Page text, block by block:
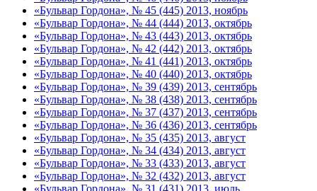
«Бульвар Гордона», № 45 (445) 2013, ноябрь
«Бульвар Гордона», № 44 (444) 2013, октябрь
«Бульвар Гордона», № 43 (443) 2013, октябрь
«Бульвар Гордона», № 42 (442) 2013, октябрь
«Бульвар Гордона», № 41 (441) 2013, октябрь
«Бульвар Гордона», № 40 (440) 2013, октябрь
«Бульвар Гордона», № 39 (439) 2013, сентябрь
«Бульвар Гордона», № 38 (438) 2013, сентябрь
«Бульвар Гордона», № 37 (437) 2013, сентябрь
«Бульвар Гордона», № 36 (436) 2013, сентябрь
«Бульвар Гордона», № 35 (435) 2013, август
«Бульвар Гордона», № 34 (434) 2013, август
«Бульвар Гордона», № 33 (433) 2013, август
«Бульвар Гордона», № 32 (432) 2013, август
«Бульвар Гордона», № 31 (431) 2013, июль